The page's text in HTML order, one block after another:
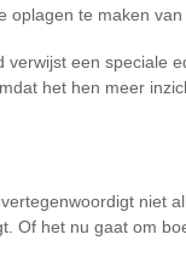
oplagen te maken
verwijst een speciale
het hen meer
niet
Of het nu gaat om